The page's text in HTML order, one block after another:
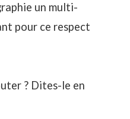
un multi-
pour ce respect
? Dites-le en